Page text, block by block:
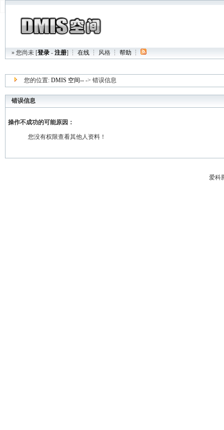
» 您尚未 [登录 - 注册] ┆ 在线 ┆ 风格 ┆ 帮助 ┆
您的位置: DMIS 空间-- -> 错误信息
错误信息
操作不成功的可能原因：
您没有权限查看其他人资料！
爱科